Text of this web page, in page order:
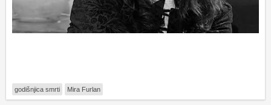
godišnjica smrti Mira Furlan